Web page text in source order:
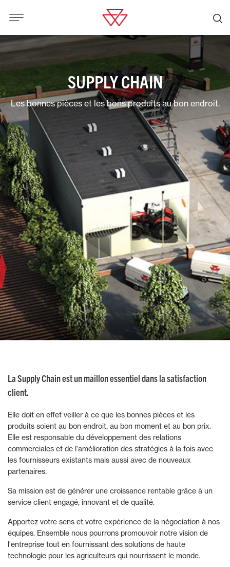
SUPPLY CHAIN
Les bonnes pièces et les bons produits au bon endroit.
La Supply Chain est un maillon essentiel dans la satisfaction
client.
Elle doit en effet veiller à ce que les bonnes pièces et les
produits soient au bon endroit, au bon moment et au bon prix.
Elle est responsable du développement des relations
commerciales et de l'amélioration des stratégies à la fois avec
les fournisseurs existants mais aussi avec de nouveaux
partenaires.
Sa mission est de générer une croissance rentable grâce à un
service client engagé, innovant et de qualité.
Apportez votre sens et votre expérience de la négociation à nos
équipes. Ensemble nous pourrons promouvoir notre vision de
l'entreprise tout en fournissant des solutions de haute
technologie pour les agriculteurs qui nourrissent le monde.